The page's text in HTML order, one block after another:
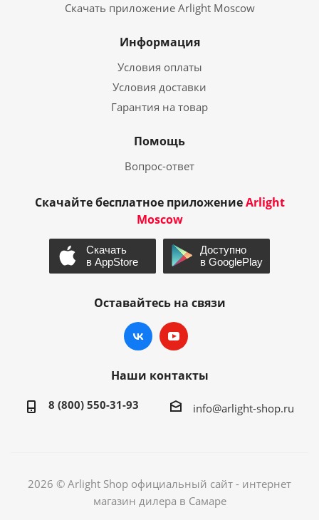
Скачать приложение Arlight Moscow
Информация
Условия оплаты
Условия доставки
Гарантия на товар
Помощь
Вопрос-ответ
Скачайте бесплатное приложениеArlight
Moscow
Оставайтесь на связи
Наши контакты
8 (800) 550-31-93 info@arlight-shop.ru
2026 © Arlight Shop официальный сайт - интернет
магазин дилера в Самаре